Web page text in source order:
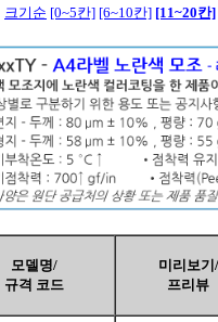
크기순 [0~5칸] [6~10칸] [11~20칸]
모델명/
규격 코드
미리보기/
프리뷰